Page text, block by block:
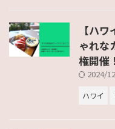
【ハ
ゃれな
権開催！
2024/
ハワイ